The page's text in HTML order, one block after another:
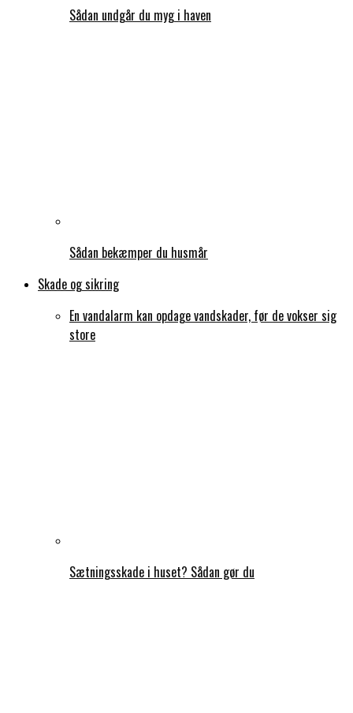
Sådan undgår du myg i haven
Sådan bekæmper du husmår
Skade og sikring
En vandalarm kan opdage vandskader, før de vokser sig
store
Sætningsskade i huset? Sådan gør du